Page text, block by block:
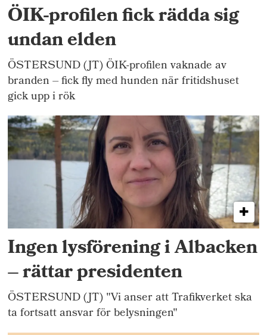
ÖIK-profilen fick rädda sig
undan elden
ÖSTERSUND (JT) ÖIK-profilen vaknade av
branden – fick fly med hunden när fritidshuset
gick upp i rök
Ingen lysförening i Albacken
– rättar presidenten
ÖSTERSUND (JT) "Vi anser att Trafikverket ska
ta fortsatt ansvar för belysningen"